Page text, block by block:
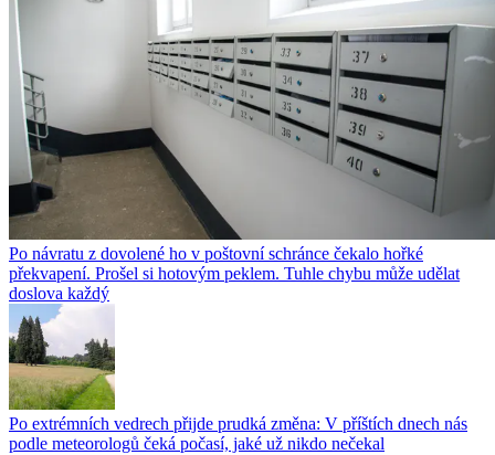
Po návratu z dovolené ho v poštovní schránce čekalo hořké
překvapení. Prošel si hotovým peklem. Tuhle chybu může udělat
doslova každý
Po extrémních vedrech přijde prudká změna: V příštích dnech nás
podle meteorologů čeká počasí, jaké už nikdo nečekal